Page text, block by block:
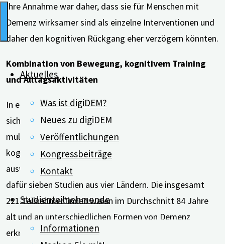
Aktuelles
Was ist digiDEM?
Neues zu digiDEM
Veröffentlichungen
Kongressbeiträge
Kontakt
Studienteilnehmende
Informationen
Ihre Annahme war daher, dass sie für Menschen mit
Demenz wirksamer sind als einzelne Interventionen und
daher den kognitiven Rückgang eher verzögern könnten.
Kombination von Bewegung, kognitivem Training
und Alltagsaktivitäten
In einer Übersicht untersuchten die Forscher*innen, wie
sich Inhalt, Häufigkeit, Dauer, Länge und Form von
multimodalen, psychosozialen Therapien auf die
kognitiven Funktionen von Menschen mit Demenz
auswirken, die in einem Pflegeheim leben. Sie verglichen
dafür sieben Studien aus vier Ländern. Die insgesamt
221 Teilnehmer*innen waren im Durchschnitt 84 Jahre
alt und an unterschiedlichen Formen von Demenz
erkrankt. Knapp 80 Prozent von ihnen waren Frauen. Die